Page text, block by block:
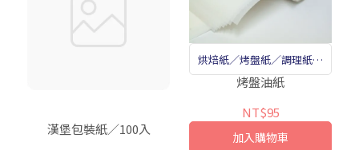
漢堡包裝紙／100入
烘焙紙／烤盤紙／調理紙／
烘焙油紙
烤盤油紙
NT$95
加入購物車